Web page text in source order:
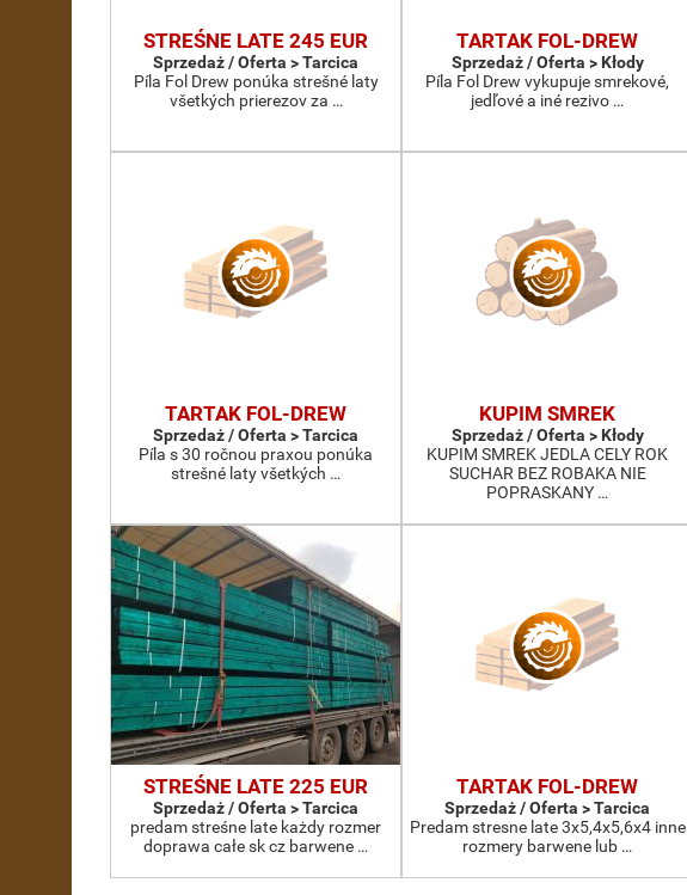
STREŚNE LATE 245 EUR
Sprzedaż / Oferta > Tarcica
Píla Fol Drew ponúka strešné laty
všetkých prierezov za …
TARTAK FOL-DREW
Sprzedaż / Oferta > Kłody
Píla Fol Drew vykupuje smrekové,
jedľové a iné rezivo …
TARTAK FOL-DREW
Sprzedaż / Oferta > Tarcica
Píla s 30 ročnou praxou ponúka
strešné laty všetkých …
KUPIM SMREK
Sprzedaż / Oferta > Kłody
KUPIM SMREK JEDLA CELY ROK
SUCHAR BEZ ROBAKA NIE
POPRASKANY …
STREŚNE LATE 225 EUR
Sprzedaż / Oferta > Tarcica
predam streśne late każdy rozmer
doprawa całe sk cz barwene …
TARTAK FOL-DREW
Sprzedaż / Oferta > Tarcica
Predam stresne late 3x5,4x5,6x4 inne
rozmery barwene lub …